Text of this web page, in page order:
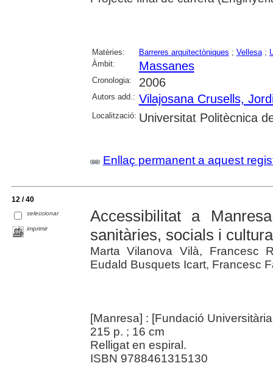
Matèries: Barreres arquitectòniques ; Vellesa;
Àmbit:
Massanes
Cronologia: 2006
Autors add.: Vilajosana Crusells,
Localització: Universitat Politècnica
Enllaç permanent a aquest
12 / 40
seleccionar
imprimir
Accessibilitat a
sanitàries, socials i
Marta Vilanova Vilà, Francesc
Eudald Busquets Icart, Francesc
[Manresa] : [Fundació
215 p. ; 16 cm
Relligat en espiral.
ISBN 9788461315130